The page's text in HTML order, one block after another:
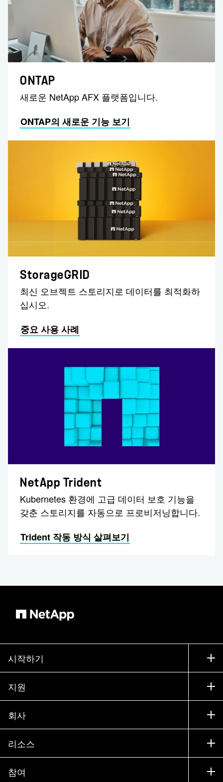
ONTAP
새로운 NetApp AFX 플랫폼입니다.
ONTAP의 새로운 기능 보기
StorageGRID
최신 오브젝트 스토리지로 데이터를 최적화하
십시오.
중요 사용 사례
NetApp Trident
Kubernetes 환경에 고급 데이터 보호 기능을
갖춘 스토리지를 자동으로 프로비저닝합니다.
Trident 작동 방식 살펴보기
시작하기
구입 방법
세일즈 팀 연락처
파트너 찾기
경영진 브리핑
제품 소개
지원
지원
교육
설명서
회사
회사
파트너
채용
리소스
뉴스룸
참여